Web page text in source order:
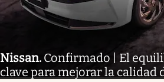
Nissan. Confirmado | El
clave para mejorar la calidad